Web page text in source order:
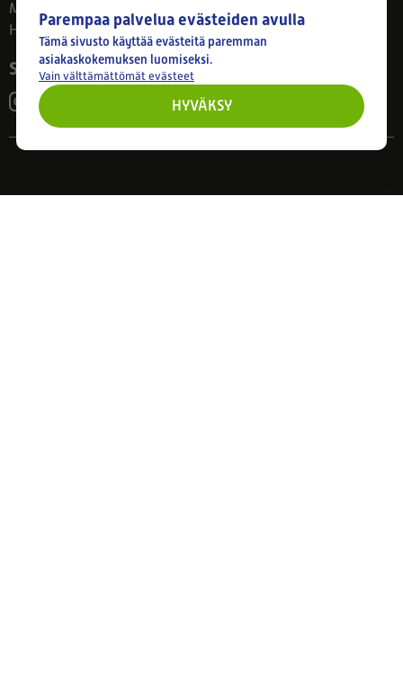
Ma–Pe 8–17
Huom! Myymälän poikkeusaukiolot: 27.7.-21.8. klo 8-16
Seuraa meitä
Parempaa palvelua evästeiden avulla
Tämä sivusto käyttää evästeitä paremman
asiakaskokemuksen luomiseksi.
Vain välttämättömät evästeet
HYVÄKSY